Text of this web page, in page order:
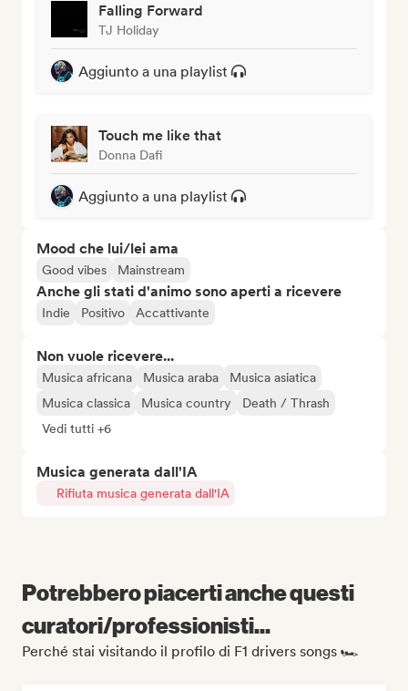
Falling Forward
TJ Holiday
Aggiunto a una playlist
Touch me like that
Donna Dafi
Aggiunto a una playlist
Mood che lui/lei ama
Good vibes Mainstream
Anche gli stati d'animo sono aperti a ricevere
Indie Positivo Accattivante
Non vuole ricevere...
Musica africana Musica araba
Musica asiatica
Musica classica
Musica country
Death / Thrash
Vedi tutti +6
Musica generata dall'IA
Rifiuta musica generata dall'IA
Potrebbero piacerti anche questi
curatori/professionisti...
Perché stai visitando il profilo di F1 drivers songs 🏎️